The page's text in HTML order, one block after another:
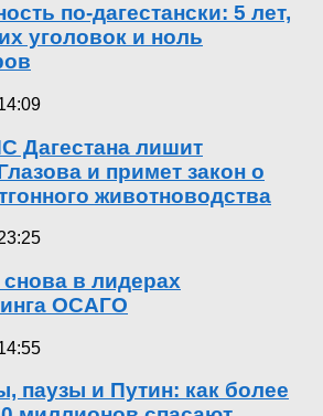
по-дагестански: 5 лет,
уголовок и ноль
Дагестана лишит
и примет закон о
животноводства
снова в лидерах
ОСАГО
паузы и Путин: как более